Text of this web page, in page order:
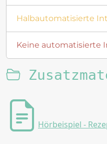
Halbautomatisierte
Keine automatisierte
Hörbeispiel -